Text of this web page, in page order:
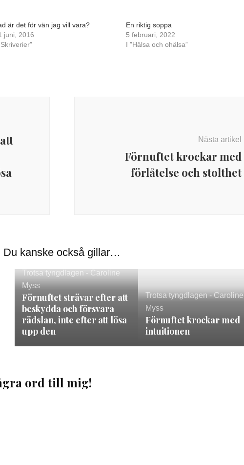
är det för vän jag vill vara?
juni, 2016
En riktig soppa
5 februari, 2022
I ”Hälsa och ohälsa”
Nästa artikel
Förnuftet krockar med
förlåtelse och stolthet
Du kanske också gillar…
Trotsa tyngdlagen - Caroline
Myss
Förnuftet strävar efter att
beskydda och försvara
rädslan, inte efter att lösa
upp den
Trotsa tyngdlagen - Caroline
Myss
Förnuftet krockar med
intuitionen
ord till mig!